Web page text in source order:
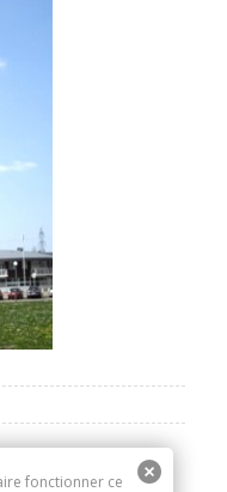
fonctionner ce